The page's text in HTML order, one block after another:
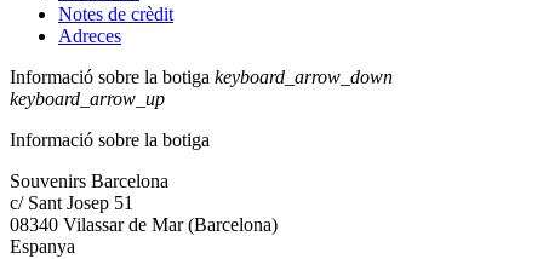
Notes de crèdit
Adreces
Informació sobre la botiga keyboard_arrow_down
keyboard_arrow_up
Informació sobre la botiga
Souvenirs Barcelona
c/ Sant Josep 51
08340 Vilassar de Mar (Barcelona)
Espanya